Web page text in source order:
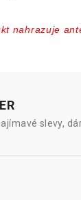
nahrazuje
slevy,